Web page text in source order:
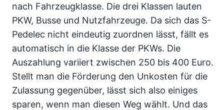
nach Fahrzeugklasse. Die drei Klassen lauten
PKW, Busse und Nutzfahrzeuge. Da sich das S-
Pedelec nicht eindeutig zuordnen lässt, fällt es
automatisch in die Klasse der PKWs. Die
Auszahlung variiert zwischen 250 bis 400 Euro.
Stellt man die Förderung den Unkosten für die
Zulassung gegenüber, lässt sich also einiges
sparen, wenn man diesen Weg wählt. Und das